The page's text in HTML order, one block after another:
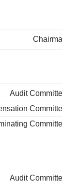
Audit
Audit